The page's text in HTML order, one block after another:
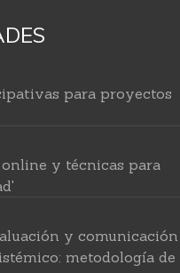
para proyectos
y técnicas para
y comunicación
metodología de